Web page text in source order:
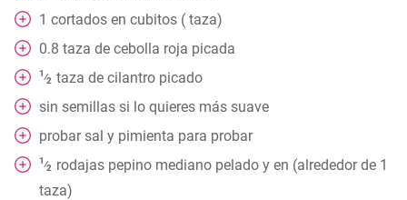
1 cortados en cubitos ( taza)
0.8 taza de cebolla roja picada
1⁄2 taza de cilantro picado
sin semillas si lo quieres más suave
probar sal y pimienta para probar
1⁄2 rodajas pepino mediano pelado y en (alrededor de 1
taza)